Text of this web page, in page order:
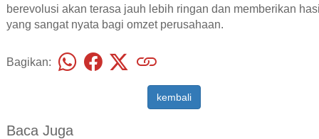
berevolusi akan terasa jauh lebih ringan dan memberikan
yang sangat nyata bagi omzet perusahaan.
Bagikan:
kembali
Baca Juga